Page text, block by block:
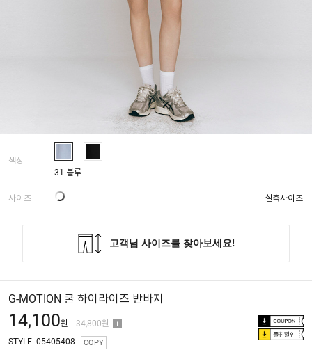
색상
31 블루
사이즈 실측사이즈
G-MOTION 쿨 하이라이즈 반바지
14,100원 34,800원
플친할인
STYLE. 05405408 COPY